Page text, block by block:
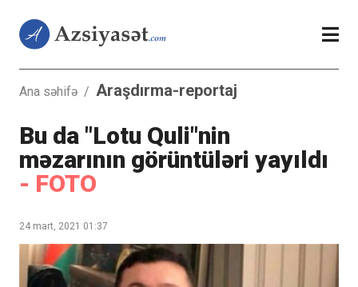
Ana səhifə / Araşdırma-reportaj
Bu da "Lotu Quli"nin
məzarının görüntüləri yayıldı
- FOTO
24 mart, 2021 01:37